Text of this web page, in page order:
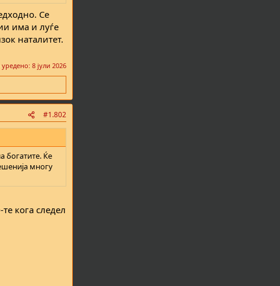
Се
има и луѓе
наталитет.
8 јули 2026
#1.802
богатите. Ќе
многу
кога следел